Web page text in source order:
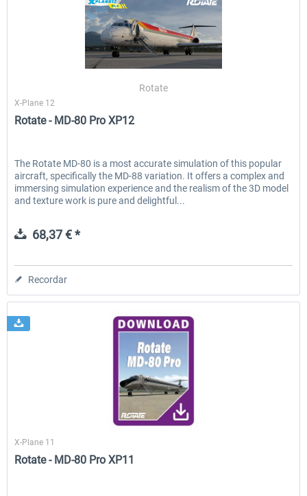
0,00 € * 36,29 € *
Rotate
X-Plane 12
Rotate - MD-80 Pro XP12
The Rotate MD-80 is a most accurate simulation of this popular
aircraft, specifically the MD-88 variation. It offers a complex and
immersing simulation experience and the realism of the 3D model
and texture work is pure and delightful...
68,37 € *
Recordar
Rotate
X-Plane 11
Rotate - MD-80 Pro XP11